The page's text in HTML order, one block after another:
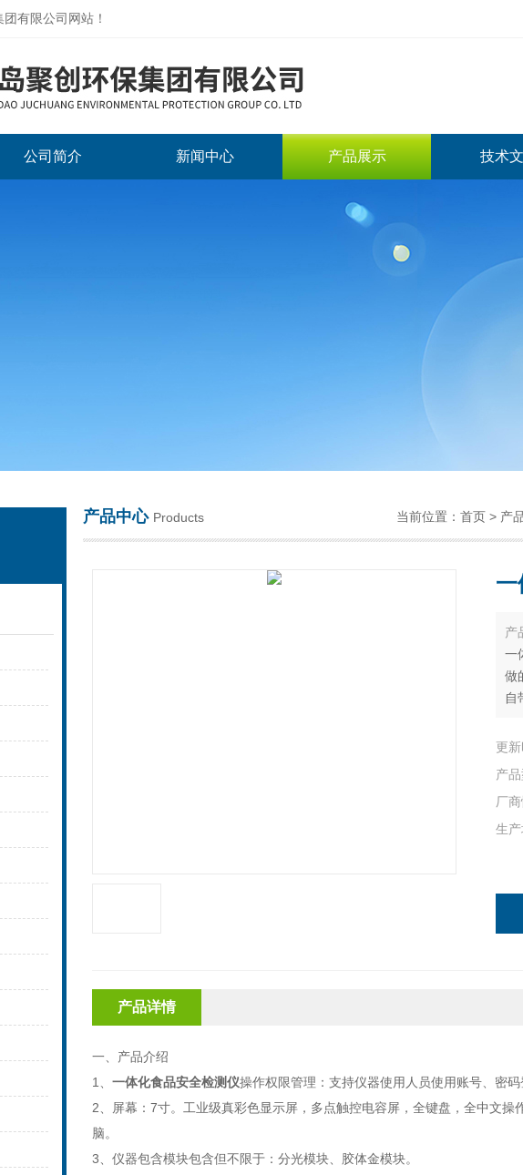
有限公司网站！
公司简介 新闻中心 产品展示 技术
产品中心 Products 当前位置： 首页 > 产
一
产
一
做
自
图
更新
产品
厂商
生产
产品详情
一、产品介绍
1、 一体化食品安全检测仪操作权限管理：支持仪器使用人员使用账号、密码
2、屏幕：7寸。工业级真彩色显示屏，多点触控电容屏，全键盘，全中文
脑。
3、仪器包含模块包含但不限于：分光模块、胶体金模块。